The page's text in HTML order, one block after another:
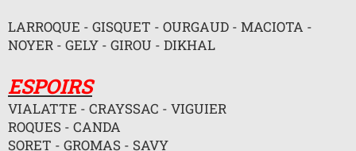
LARROQUE - GISQUET - OURGAUD - MACIOTA -
NOYER - GELY - GIROU - DIKHAL
ESPOIRS
VIALATTE - CRAYSSAC - VIGUIER
ROQUES - CANDA
SORET - GROMAS - SAVY